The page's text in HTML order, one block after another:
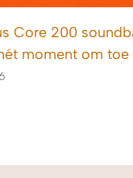
Core 200
moment om toe